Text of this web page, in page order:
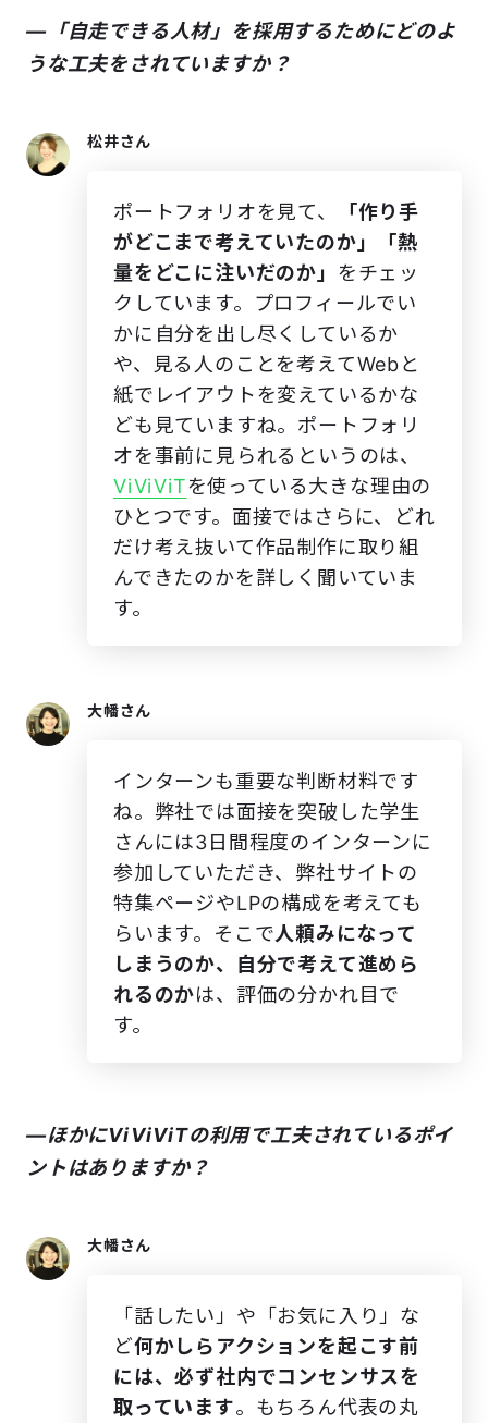
―「自走できる人材」を採用するためにどのよ
うな工夫をされていますか？
松井さん
ポートフォリオを見て、
「作り手
がどこまで考えていたのか」「熱
量をどこに注いだのか」 をチェッ
クしています。プロフィールでい
かに自分を出し尽くしているか
や、見る人のことを考えてWebと
紙でレイアウトを変えているかな
ども見ていますね。ポートフォリ
オを事前に見られるというのは、
ViViViTを使っている大きな理由の
ひとつです。面接ではさらに、どれ
だけ考え抜いて作品制作に取り組
んできたのかを詳しく聞いていま
す。
大幡さん
インターンも重要な判断材料です
ね。弊社では面接を突破した学生
さんには3日間程度のインターンに
参加していただき、弊社サイトの
特集ページやLPの構成を考えても
らいます。そこで人頼みになって
しまうのか、自分で考えて進めら
れるのかは、評価の分かれ目で
す。
―ほかにViViViTの利用で工夫されているポイ
ントはありますか？
大幡さん
「話したい」や「お気に入り」な
ど何かしらアクションを起こす前
には、必ず社内でコンセンサスを
取っています。もちろん代表の丸